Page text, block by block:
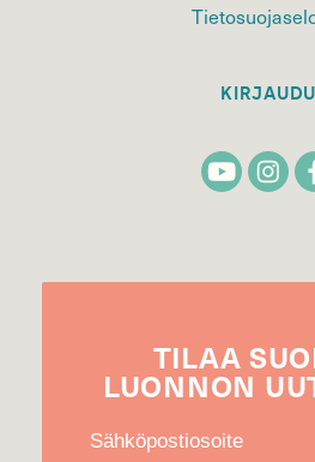
KIRJAUDU
TILAA
LUONNON
Sähköpostiosoite